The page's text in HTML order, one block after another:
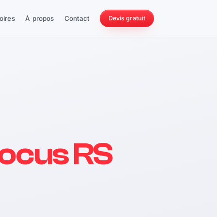
À propos Contact Devis gratuit
228 Nm
RS